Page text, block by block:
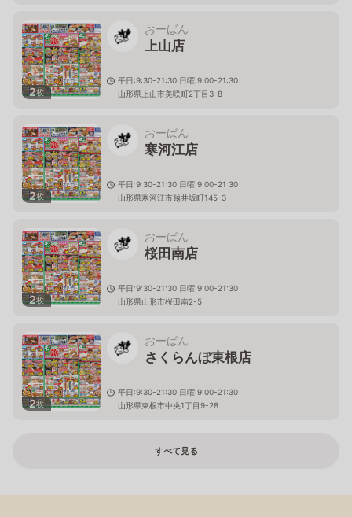
2枚
おーばん
上山店
平日:9:30-21:30 日曜:9:00-21:30
山形県上山市美咲町2丁目3-8
2枚
おーばん
寒河江店
平日:9:30-21:30 日曜:9:00-21:30
山形県寒河江市越井坂町145-3
2枚
おーばん
桜田南店
平日:9:30-21:30 日曜:9:00-21:30
山形県山形市桜田南2-5
2枚
おーばん
さくらんぼ東根店
平日:9:30-21:30 日曜:9:00-21:30
山形県東根市中央1丁目9-28
すべて見る